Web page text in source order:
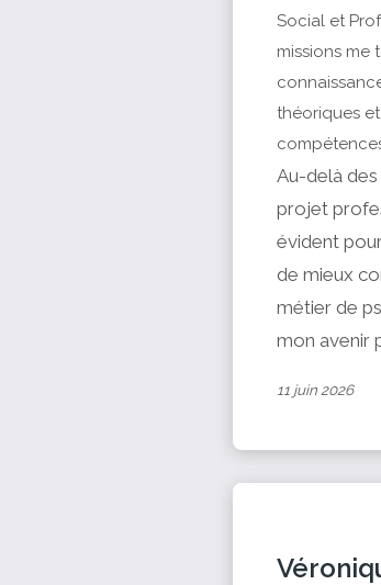
Social et
missions me
théoriques
Au-delà
projet
évident
de mieux
métier de
mon avenir
11 juin 2026